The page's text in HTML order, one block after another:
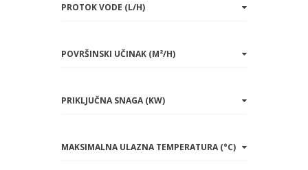
PROTOK VODE (L/H)
POVRŠINSKI UČINAK (M²/H)
PRIKLJUČNA SNAGA (KW)
MAKSIMALNA ULAZNA TEMPERATURA (°C)